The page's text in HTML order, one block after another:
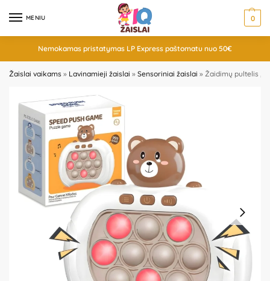
MENIU 0
Nemokamas pristatymas LP Express paštomatu nuo 50€
Žaislai vaikams » Lavinamieji žaislai » Sensoriniai žaislai » Žaidimų pultelis